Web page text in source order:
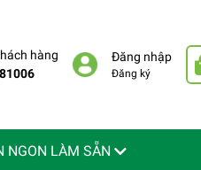
hàng
Đăng nhập
Đăng ký
NGON LÀM SẴN